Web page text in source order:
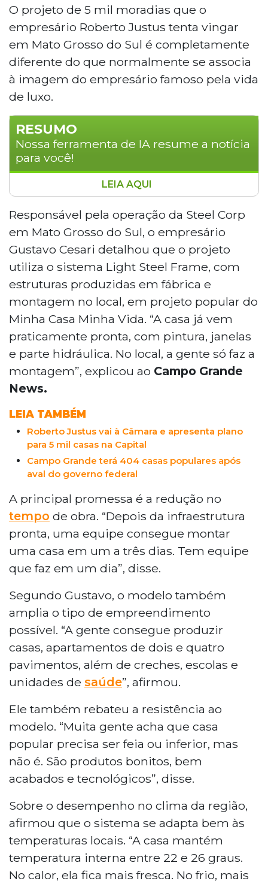
O projeto de 5 mil moradias que o
empresário Roberto Justus tenta vingar
em Mato Grosso do Sul é completamente
diferente do que normalmente se associa
à imagem do empresário famoso pela vida
de luxo.
RESUMO
Nossa ferramenta de IA resume a notícia
para você!
O empresário Roberto Justus apresentou
em Campo Grande um projeto para
construção de até 5 mil moradias
populares utilizando o sistema Light Steel
Frame. O modelo prevê casas pré-
fabricadas, com estruturas produzidas
em fábrica e montagem rápida no local,
prometendo redução significativa no
tempo de obra. A iniciativa, que já conta
com investimento de R$ 300 milhões,
depende de aprovações regulatórias e
volume expressivo de unidades para
viabilizar uma fábrica na capital sul-mato-
grossense. O projeto foi apresentado à
Eduardo Riedel, com perspectivas de
atender também outras regiões do
Centro-Oeste.
LEIA AQUI
Responsável pela operação da Steel Corp
em Mato Grosso do Sul, o empresário
Gustavo Cesari detalhou que o projeto
utiliza o sistema Light Steel Frame, com
estruturas produzidas em fábrica e
montagem no local, em projeto popular do
Minha Casa Minha Vida. “A casa já vem
praticamente pronta, com pintura, janelas
e parte hidráulica. No local, a gente só faz a
montagem”, explicou ao Campo Grande
News.
LEIA TAMBÉM
Roberto Justus vai à Câmara e apresenta plano
para 5 mil casas na Capital
Campo Grande terá 404 casas populares após
aval do governo federal
A principal promessa é a redução no
tempo de obra. “Depois da infraestrutura
pronta, uma equipe consegue montar
uma casa em um a três dias. Tem equipe
que faz em um dia”, disse.
Segundo Gustavo, o modelo também
amplia o tipo de empreendimento
possível. “A gente consegue produzir
casas, apartamentos de dois e quatro
pavimentos, além de creches, escolas e
unidades de saúde”, afirmou.
Ele também rebateu a resistência ao
modelo. “Muita gente acha que casa
popular precisa ser feia ou inferior, mas
não é. São produtos bonitos, bem
acabados e tecnológicos”, disse.
Sobre o desempenho no clima da região,
afirmou que o sistema se adapta bem às
temperaturas locais. “A casa mantém
temperatura interna entre 22 e 26 graus.
No calor, ela fica mais fresca. No frio, mais